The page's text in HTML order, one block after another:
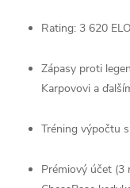
Rating: 3 620 ELO
Zápasy proti
Karpovovi a
Tréning výpočtu
Prémiový účet (3